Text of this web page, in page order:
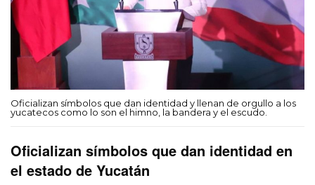
Oficializan símbolos que dan identidad y llenan de orgullo a los
yucatecos como lo son el himno, la bandera y el escudo.
Oficializan símbolos que dan identidad en
el estado de Yucatán